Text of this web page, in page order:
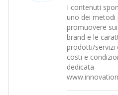
I contenuti
uno dei metodi
promuovere
brand e le
prodotti/servizi
costi e
dedicata